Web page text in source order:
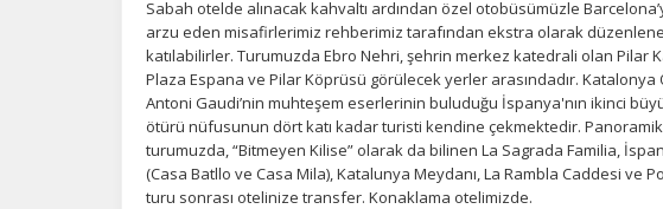
Size ve ilgi
Kapatırsanız
alakalı olabilirler.
Sabah otelde alınacak kahvaltı ardından özel otobüsümüzle
arzu eden misafirlerimiz rehberimiz tarafından ekstra olarak
katılabilirler. Turumuzda Ebro Nehri, şehrin merkez katedrali olan Pilar
Plaza Espana ve Pilar Köprüsü görülecek yerler arasındadır.
Antoni Gaudi’nin muhteşem eserlerinin buluduğu İspanya'nın ikinci
ötürü nüfusunun dört katı kadar turisti kendine çekmektedir.
turumuzda, “Bitmeyen Kilise” olarak da bilinen La Sagrada Familia,
(Casa Batllo ve Casa Mila), Katalunya Meydanı, La Rambla Caddesi ve
turu sonrası otelinize transfer. Konaklama otelimizde.